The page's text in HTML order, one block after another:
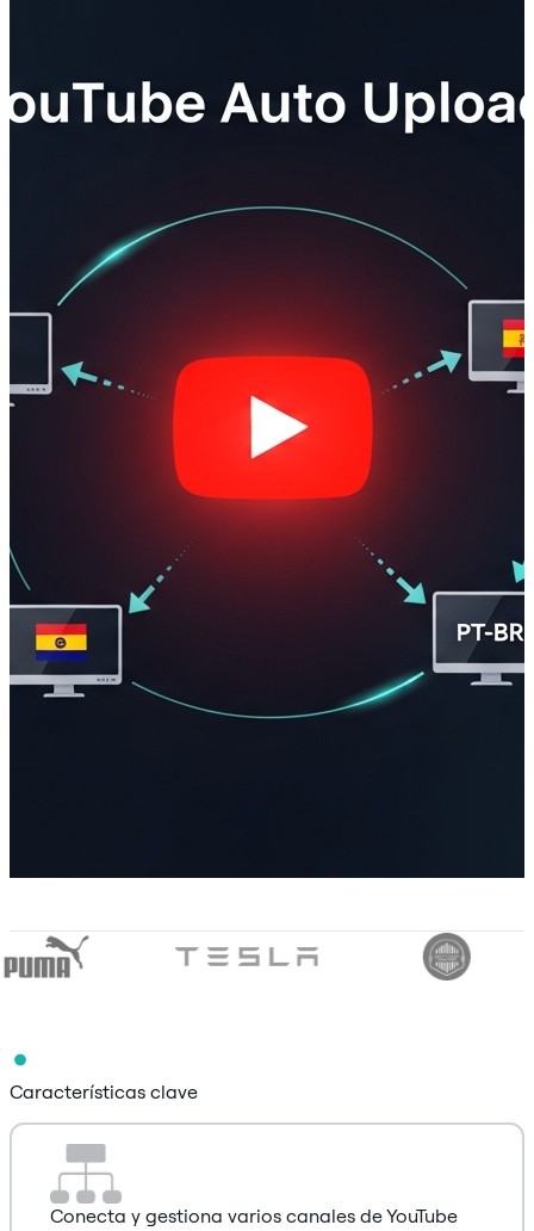
Características clave
Conecta y gestiona varios canales de YouTube